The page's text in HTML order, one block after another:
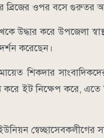
ব্রিজের ওপর বসে গুরুতর
উদ্ধার করে উপজেলা
করেছেন।
শিকদার
করে ইট নিক্ষেপ করে,
স্বেচ্ছাসেবকলীগের